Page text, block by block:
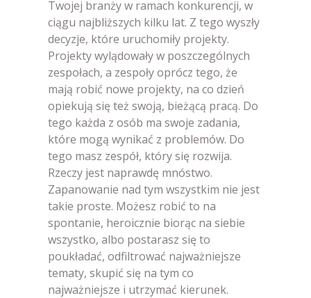
Twojej branży w ramach konkurencji, w
ciągu najbliższych kilku lat. Z tego wyszły
decyzje, które uruchomiły projekty.
Projekty wylądowały w poszczególnych
zespołach, a zespoły oprócz tego, że
mają robić nowe projekty, na co dzień
opiekują się też swoją, bieżącą pracą. Do
tego każda z osób ma swoje zadania,
które mogą wynikać z problemów. Do
tego masz zespół, który się rozwija.
Rzeczy jest naprawdę mnóstwo.
Zapanowanie nad tym wszystkim nie jest
takie proste. Możesz robić to na
spontanie, heroicznie biorąc na siebie
wszystko, albo postarasz się to
poukładać, odfiltrować najważniejsze
tematy, skupić się na tym co
najważniejsze i utrzymać kierunek.